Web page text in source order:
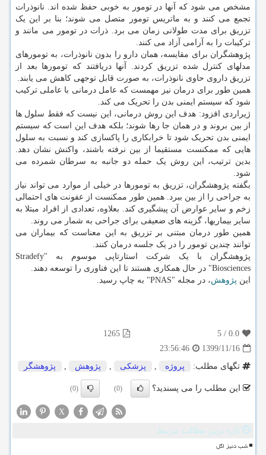
مشخص می شود که آنها در تومور به خوبی حفظ شده اند. نانوذرات
تجمع می کنند و به ماتریس تومور متصل می شوند؛ بنا بر این یک
تزریق برای مدت طولانی زمان می برد. ذرات در تومور می مانند و
ترکیبات را به آرامی آزاد می کنند.
پژوهشگران برای مقایسه، همان دارو را بدون نانوذرات، به تومورهای
مدلهای کنترل شده تزریق کردند. آنها دریافتند که تومورها بعد از
تزریق داروی حاوی نانوذرات، به صورت قابل توجهی کاهش می یابند.
همین طور برای درمان نیز مهمست که عامل درمانی با عاملی ترکیب
شود که سیستم ایمنی بدن را تحریک می کند.
ژیراردی افزود: هدف این روش درمانی، این نیست که فقط سلول ها
از بین بروند و در همان جا رها شوند؛ بلکه هدف این است که سیستم
ایمنی بدن تحریک شود تا خرابکاری را پاکسازی کند و نسبت به سلول
هایی که ممکنست مستقیما از بین نرفته باشند، واکنش نشان دهد.
بدین ترتیب، این روش یک حمله دو جانبه به سرطان شمرده می
شود.
بگفته پژوهشگران، تزریق به تومورها در خیلی از موارد می تواند نیاز
به جراحی را از بین ببرد. همین طور ممکنست از عفونت های احتمالی
زخم و سایر عوارض آن پیشگیری کند. بعلاوه، تعدادی از افراد مبتلا به
سایر بیماریها، گزینه های ضعیفی برای جراحی به شمار می روند.
همین طور درمان مبتنی بر تزریق به این معناست که بیماران می
توانند چندین تومور را در یک جلسه درمان کنند.
پژوهشگران با یک شرکت استارتاپی موسوم به "Stradefy
Biosciences" در حال همکاری هستند تا این فناوری را توسعه دهند.
این پژوهش، در مجله "PNAS" به چاپ رسید.
0.0
/
5
1265
1399/11/16
23:56:46
تگهای مطلب:
پروژه , پزشكی , پژوهش , پژوهشگر
این مطلب را می پسندید؟ (0)
(0)
X
تازه ترین مطالب مرتبط
شب دنیز اگل